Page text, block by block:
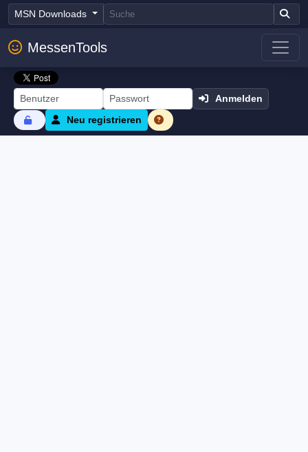
MSN Downloads
MessenTools
Anmelden
Neu registrieren